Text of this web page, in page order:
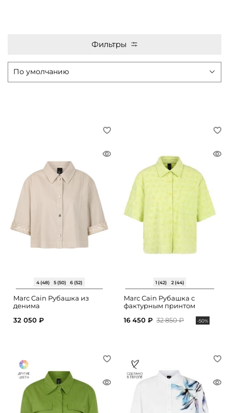
Фильтры
4 (48) 5 (50) 6 (52)
Marc Cain Рубашка из
денима
32 050 ₽
1 (42) 2 (44)
Marc Cain Рубашка с
фактурным принтом
16 450 ₽ 32 850 ₽ -50%